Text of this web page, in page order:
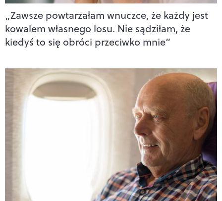
„Zawsze powtarzałam wnuczce, że każdy jest
kowalem własnego losu. Nie sądziłam, że
kiedyś to się obróci przeciwko mnie”